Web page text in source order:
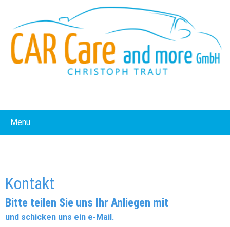
Menu
Kontakt
Bitte teilen Sie uns Ihr Anliegen mit
und schicken uns ein e-Mail.